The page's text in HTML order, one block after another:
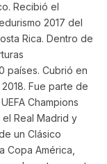
Recibió el
2017 del
Rica. Dentro de
países. Cubrió en
Fue parte de
Champions
Real Madrid y
un Clásico
Copa América,